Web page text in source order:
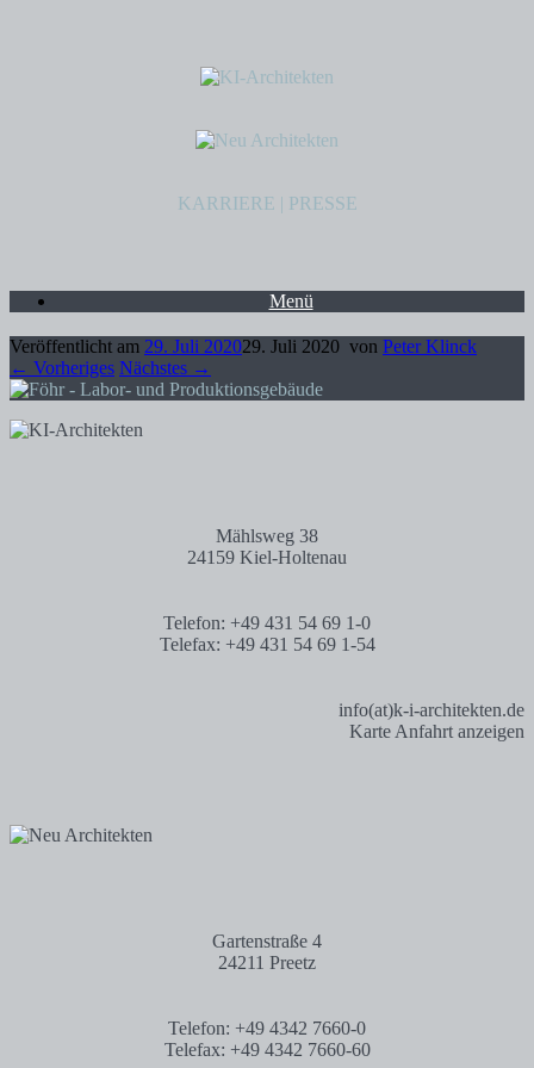
KARRIERE | PRESSE
Menü
Veröffentlicht am 29. Juli 202029. Juli 2020 von Peter Klinck
← Vorheriges Nächstes →
Mählsweg 38
24159 Kiel-Holtenau
Telefon: +49 431 54 69 1-0
Telefax: +49 431 54 69 1-54
info(at)k-i-architekten.de
Karte Anfahrt anzeigen
Gartenstraße 4
24211 Preetz
Telefon: +49 4342 7660-0
Telefax: +49 4342 7660-60